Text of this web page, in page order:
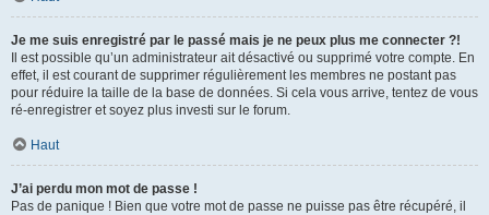
Je me suis enregistré par le passé mais je ne peux plus me connecter ?!
Il est possible qu’un administrateur ait désactivé ou supprimé votre compte. En
effet, il est courant de supprimer régulièrement les membres ne postant pas
pour réduire la taille de la base de données. Si cela vous arrive, tentez de vous
ré-enregistrer et soyez plus investi sur le forum.
Haut
J’ai perdu mon mot de passe !
Pas de panique ! Bien que votre mot de passe ne puisse pas être récupéré, il